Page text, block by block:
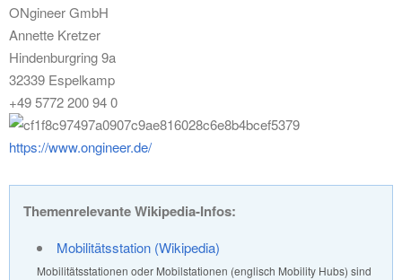
ONgineer GmbH
Annette Kretzer
Hindenburgring 9a
32339 Espelkamp
+49 5772 200 94 0
https://www.ongineer.de/
Themenrelevante Wikipedia-Infos:
Mobilitätsstation (Wikipedia)
Mobilitätsstationen oder Mobilstationen (englisch Mobility Hubs) sind